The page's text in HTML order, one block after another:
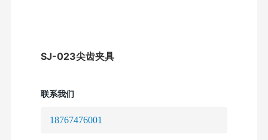
SJ-023尖齿夹具
联系我们
18767476001